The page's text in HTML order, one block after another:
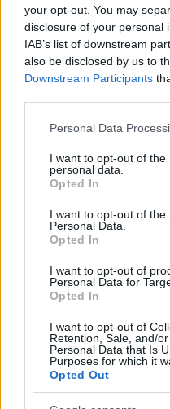
your opt-out. You may
disclosure of your personal
IAB’s list of downstream
also be disclosed by us to
Downstream Participants
Please note that this
not limited to your visit or
grant or deny consent to
use your data for below
consent section.
Personal Data
I want to opt-out of the
personal data.
Opted In
I want to opt-out of the
Personal Data.
Opted In
I want to opt-out of
Personal Data for
Opted In
I want to opt-out of
Retention, Sale, and/
Personal Data that Is
Purposes for which it
Opted Out
Τετάρτη, 20/9,
του έστειλε την ιδέα
στην Ιστορία έπειτα
επιχείρηση-αστραπή.
Σε μια άλλη εξέλιξη, η
στρατιωτική
Αζερμπαϊτζάν στο
δηλώνοντας ενώπιον
Δικαιωμάτων του ΟΗΕ
“Η Αρμενία δεν
Συμβούλιο για μια
Σήμερα, είναι σε
Ναγκόρνο Καραμπάχ
έχουν κανέναν τρόπο